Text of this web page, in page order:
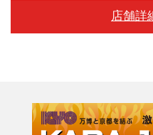
店舗詳